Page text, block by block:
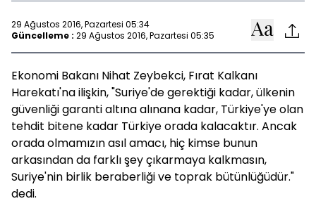
29 Ağustos 2016, Pazartesi 05:34
Güncelleme : 29 Ağustos 2016, Pazartesi 05:35
Ekonomi Bakanı Nihat Zeybekci, Fırat Kalkanı
Harekatı'na ilişkin, "Suriye'de gerektiği kadar, ülkenin
güvenliği garanti altına alınana kadar, Türkiye'ye olan
tehdit bitene kadar Türkiye orada kalacaktır. Ancak
orada olmamızın asıl amacı, hiç kimse bunun
arkasından da farklı şey çıkarmaya kalkmasın,
Suriye'nin birlik beraberliği ve toprak bütünlüğüdür."
dedi.